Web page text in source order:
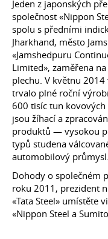
Jeden z japonských
společnost «Nippon
spolu s předními
Jharkhand, město
«Jamshedpuru
Limited», zaměřena
plechu. V květnu
trvalo plné roční
600 tisíc tun
jsou žíhací a
produktů — vysokou
typů studena
automobilový průmysl.
Dohody o společném
roku 2011, prezident
«Tata Steel» umístěte
«Nippon Steel a